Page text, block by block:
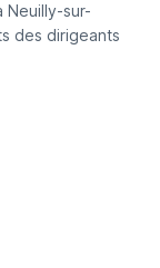
Neuilly-sur-
des dirigeants